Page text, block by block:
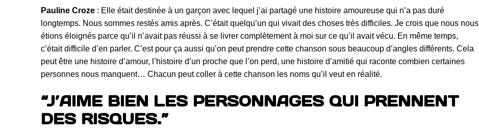
Pauline Croze : Elle était destinée à un garçon avec lequel j’ai partagé une histoire amoureuse qui n’a pas duré
longtemps. Nous sommes restés amis après. C’était quelqu’un qui vivait des choses très difficiles. Je crois que nous nous
étions éloignés parce qu’il n’avait pas réussi à se livrer complètement à moi sur ce qu’il avait vécu. En même temps,
c’était difficile d’en parler. C’est pour ça aussi qu’on peut prendre cette chanson sous beaucoup d’angles différents. Cela
peut être une histoire d’amour, l’histoire d’un proche que l’on perd, une histoire d’amitié qui raconte combien certaines
personnes nous manquent… Chacun peut coller à cette chanson les noms qu’il veut en réalité.
“J’AIME BIEN LES PERSONNAGES QUI PRENNENT
DES RISQUES.”